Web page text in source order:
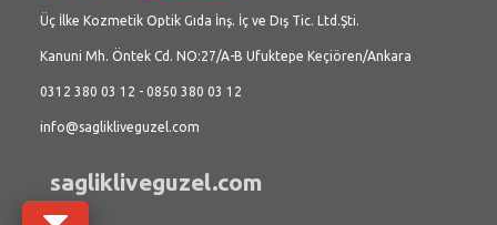
Üç İlke Kozmetik Optik Gıda İnş. İç ve Dış Tic. Ltd.Şti.
Kanuni Mh. Öntek Cd. NO:27/A-B Ufuktepe Keçiören/Ankara
0312 380 03 12 - 0850 380 03 12
info@saglikliveguzel.com
saglikliveguzel.com